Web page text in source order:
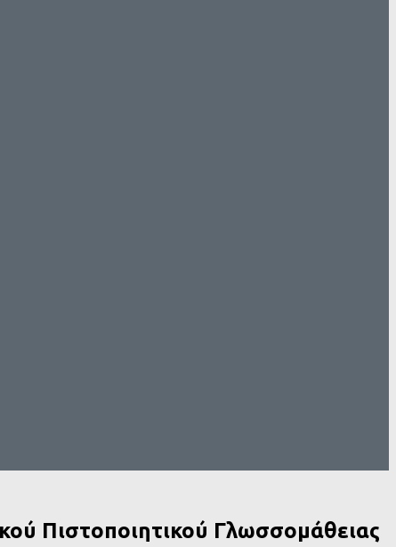
Πιστοποιητικού Γλωσσομάθειας